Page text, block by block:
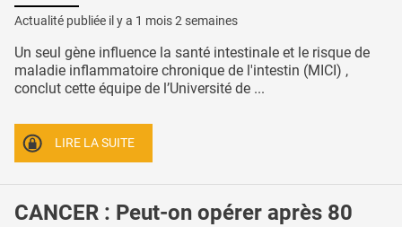
Actualité publiée il y a 1 mois 2 semaines
Un seul gène influence la santé intestinale et le risque de
maladie inflammatoire chronique de l'intestin (MICI) ,
conclut cette équipe de l’Université de ...
LIRE LA SUITE
CANCER : Peut-on opérer après 80